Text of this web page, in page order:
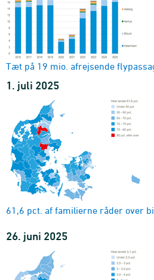
enhed
1990-2024 - Indeks
Tæt på 19 mio. afrejsende
1. juli 2025
61,6 pct. af familierne råder over
26. juni 2025